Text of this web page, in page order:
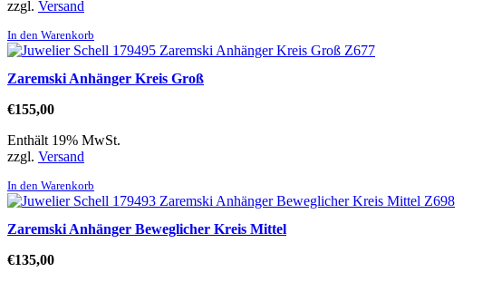
zzgl. Versand
In den Warenkorb
Zaremski Anhänger Kreis Groß
€155,00
Enthält 19% MwSt.
zzgl. Versand
In den Warenkorb
Zaremski Anhänger Beweglicher Kreis Mittel
€135,00